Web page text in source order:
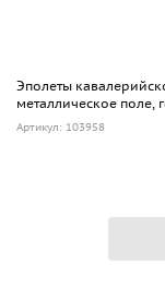
Эполеты
металлическое поле,
Артикул: 103958